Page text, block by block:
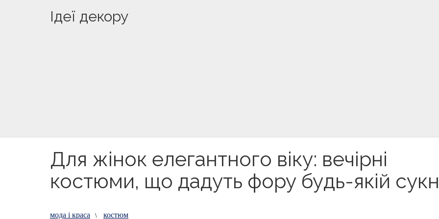
Ідеї декору
Для жінок елегантного віку: вечірні
костюми, що дадуть фору будь-якій
мода і краса \ костюм